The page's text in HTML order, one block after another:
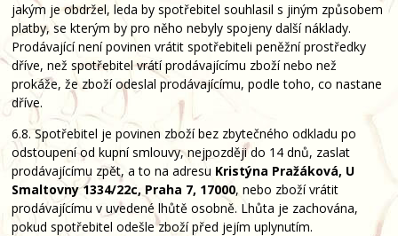
jakým je obdržel, leda by spotřebitel souhlasil s jiným způsobem
platby, se kterým by pro něho nebyly spojeny další náklady.
Prodávající není povinen vrátit spotřebiteli peněžní prostředky
dříve, než spotřebitel vrátí prodávajícímu zboží nebo než
prokáže, že zboží odeslal prodávajícímu, podle toho, co nastane
dříve.
6.8. Spotřebitel je povinen zboží bez zbytečného odkladu po
odstoupení od kupní smlouvy, nejpozději do 14 dnů, zaslat
prodávajícímu zpět, a to na adresu Kristýna Pražáková, U
Smaltovny 1334/22c, Praha 7, 17000, nebo zboží vrátit
prodávajícímu v uvedené lhůtě osobně. Lhůta je zachována,
pokud spotřebitel odešle zboží před jejím uplynutím.